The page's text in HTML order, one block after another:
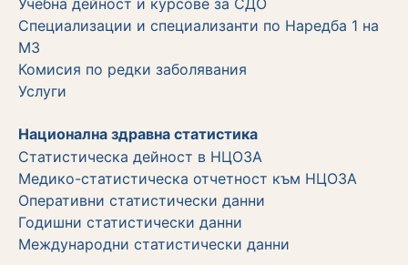
Специализации и специализанти по Наредба 1 на
МЗ
Комисия по редки заболявания
Услуги
Национална здравна статистика
Статистическа дейност в НЦОЗА
Медико-статистическа отчетност към НЦОЗА
Оперативни статистически данни
Годишни статистически данни
Международни статистически данни